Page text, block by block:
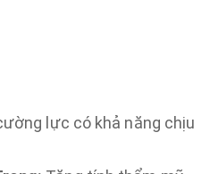
lực có khả năng chịu